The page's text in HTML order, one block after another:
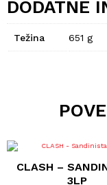
DODATNE
Težina 651 g
CLASH –
3LP